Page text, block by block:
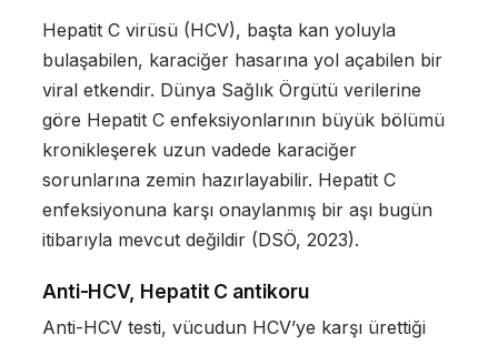
Hepatit C virüsü (HCV), başta kan yoluyla
bulaşabilen, karaciğer hasarına yol açabilen bir
viral etkendir. Dünya Sağlık Örgütü verilerine
göre Hepatit C enfeksiyonlarının büyük bölümü
kronikleşerek uzun vadede karaciğer
sorunlarına zemin hazırlayabilir. Hepatit C
enfeksiyonuna karşı onaylanmış bir aşı bugün
itibarıyla mevcut değildir (DSÖ, 2023).
Anti-HCV, Hepatit C antikoru
Anti-HCV testi, vücudun HCV’ye karşı ürettiği